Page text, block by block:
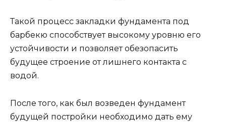
Такой процесс закладки фундамента под
барбекю способствует высокому уровню его
устойчивости и позволяет обезопасить
будущее строение от лишнего контакта с
водой.
После того, как был возведен фундамент
будущей постройки необходимо дать ему